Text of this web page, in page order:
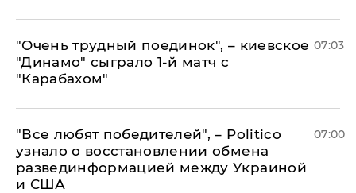
"Очень трудный поединок", – киевское
"Динамо" сыграло 1-й матч с
"Карабахом"
07:03
​"Все любят победителей", – Politico
узнало о восстановлении обмена
развединформацией между Украиной
и США
07:00